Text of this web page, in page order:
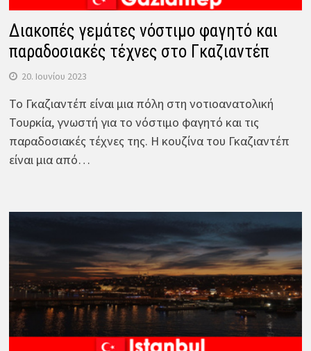
Διακοπές γεμάτες νόστιμο φαγητό και
παραδοσιακές τέχνες στο Γκαζιαντέπ
20. Ιουνίου 2023
Το Γκαζιαντέπ είναι μια πόλη στη νοτιοανατολική
Τουρκία, γνωστή για το νόστιμο φαγητό και τις
παραδοσιακές τέχνες της. Η κουζίνα του Γκαζιαντέπ
είναι μια από…